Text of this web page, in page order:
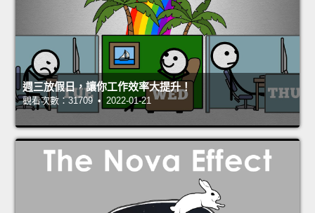
週三放假日，讓你工作效率大提升！
觀看次數：31709 • 2022-01-21